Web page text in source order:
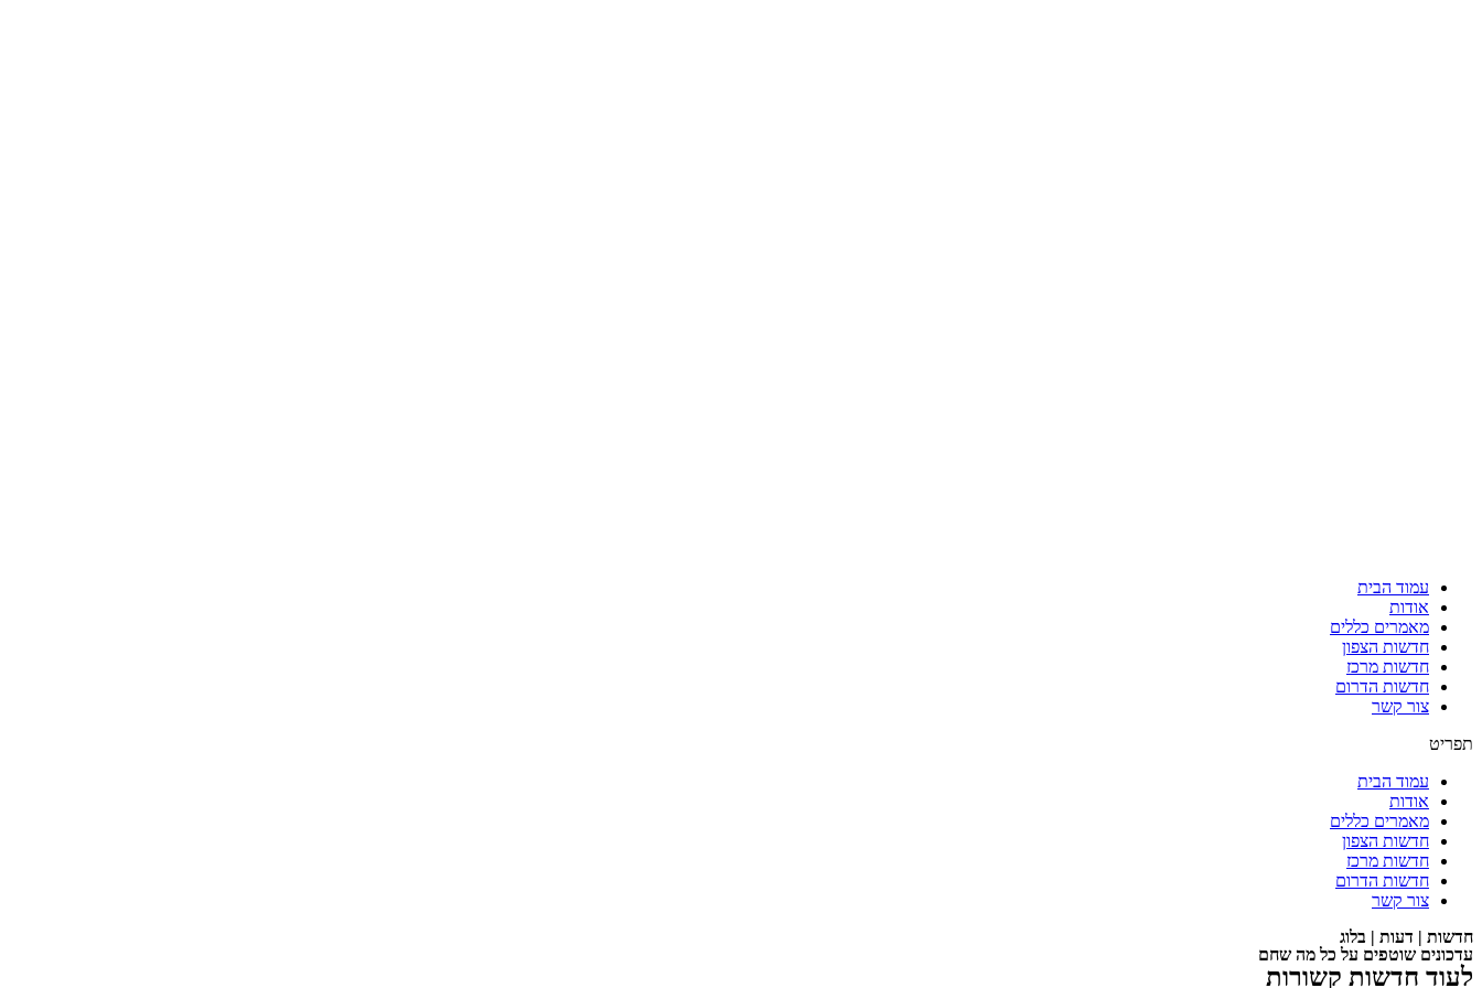
עמוד הבית
אודות
מאמרים כללים
חדשות הצפון
חדשות מרכז
חדשות הדרום
צור קשר
תפריט
עמוד הבית
אודות
מאמרים כללים
חדשות הצפון
חדשות מרכז
חדשות הדרום
צור קשר
חדשות | דעות | בלוג
עדכונים שוטפים על כל מה שחם
לעוד חדשות קשורות